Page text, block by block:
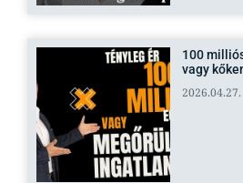
100
vagy
2026.04.27.